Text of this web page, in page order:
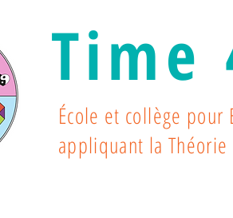
Time
École et collège
appliquant la